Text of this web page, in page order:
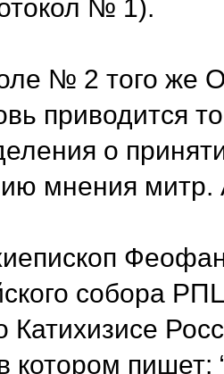
№ 1).
№ 2 того же
приводится
о
мнения митр.
собора
Катихизисе
котором